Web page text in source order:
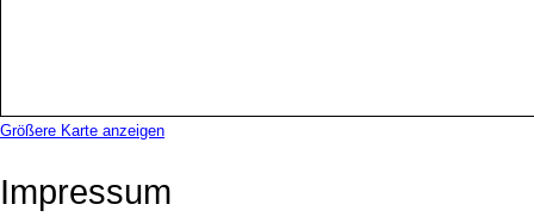
Größere Karte anzeigen
Impressum